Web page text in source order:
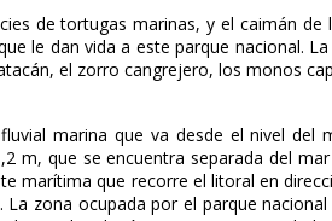
de tortugas marinas, y el caimán
le dan vida a este parque nacional.
el zorro cangrejero, los monos
marina que va desde el nivel
m, que se encuentra separada del
marítima que recorre el litoral en
zona ocupada por el parque